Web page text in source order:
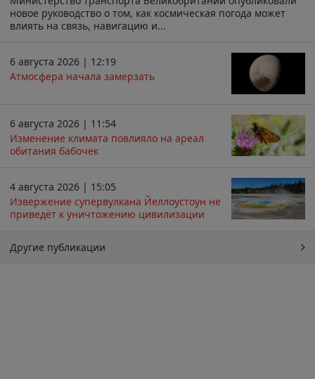
новое руководство о том, как космическая погода может
влиять на связь, навигацию и...
6 августа 2026 | 12:19
Атмосфера начала замерзать
6 августа 2026 | 11:54
Изменение климата повлияло на ареал
обитания бабочек
4 августа 2026 | 15:05
Извержение супервулкана Йеллоустоун не
приведёт к уничтожению цивилизации
Другие публикации